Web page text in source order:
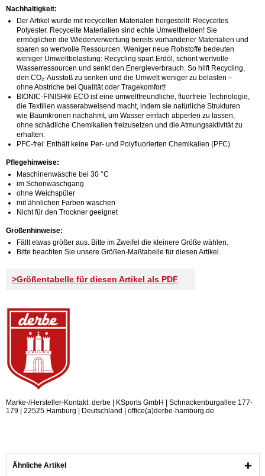
Nachhaltigkeit:
Der Artikel wurde mit recycelten Materialen hergestellt: Recyceltes
Polyester. Recycelte Materialien sind echte Umwelthelden! Sie
ermöglichen die Wiederverwertung bereits vorhandener Materialien und
sparen so wertvolle Ressourcen. Weniger neue Rohstoffe bedeuten
weniger Umweltbelastung: Recycling spart Erdöl, schont wertvolle
Wasserressourcen und senkt den Energieverbrauch. So hilft Recycling,
den CO₂-Ausstoß zu senken und die Umwelt weniger zu belasten –
ohne Abstriche bei Qualität oder Tragekomfort!
BIONIC-FINISH® ECO ist eine umweltfreundliche, fluorfreie Technologie,
die Textilien wasserabweisend macht, indem sie natürliche Strukturen
wie Baumkronen nachahmt, um Wasser einfach abperlen zu lassen,
ohne schädliche Chemikalien freizusetzen und die Atmungsaktivität zu
erhalten.
PFC-frei: Enthält keine Per- und Polyfluorierten Chemikalien (PFC)
Pflegehinweise:
Maschinenwäsche bei 30 °C
im Schonwaschgang
ohne Weichspüler
mit ähnlichen Farben waschen
Nicht für den Trockner geeignet
Größenhinweise:
Fällt etwas größer aus. Bitte im Zweifel die kleinere Größe wählen.
Bitte beachten Sie unsere Größen-Maßtabelle für diesen Artikel.
>Größentabelle für diesen Artikel als PDF
Marke-/Hersteller-Kontakt: derbe | KSports GmbH | Schnackenburgallee 177-
179 | 22525 Hamburg | Deutschland | office(a)derbe-hamburg.de
Ähnliche Artikel